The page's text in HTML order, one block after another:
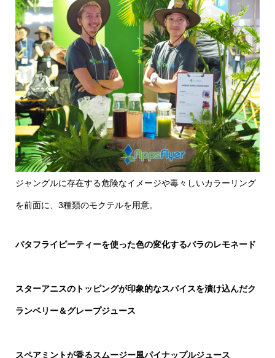
ジャングルに存在する危険なイメージや毒々しいカラーリング
を前面に、3種類のモクテルを用意。
バタフライピーティーを使った色の変化するバラのレモネード
スターアニスのトッピングが印象的なスパイスを漬け込んだク
ランベリー＆グレープジュース
スペアミントが香るスムージー風パイナップルジュース